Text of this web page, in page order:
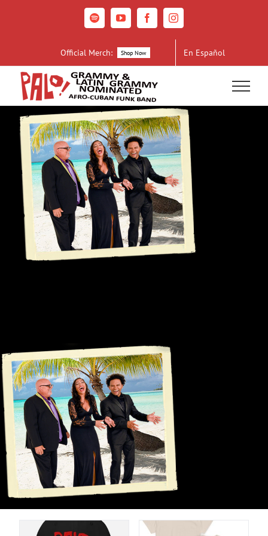
SpotifyYouTubeFacebookInstagram
Official Merch: Shop Now En Español